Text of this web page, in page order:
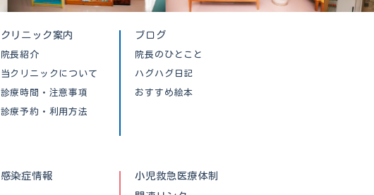
クリニック案内
院長紹介
当クリニックについて
診療時間・注意事項
診療予約・利用方法
ブログ
院長のひとこと
ハグハグ日記
おすすめ絵本
感染症情報
小児救急医療体制